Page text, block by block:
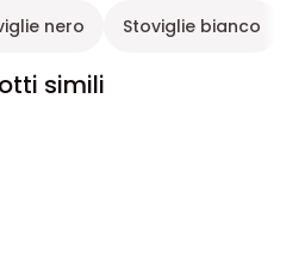
nero Stoviglie bianco
simili